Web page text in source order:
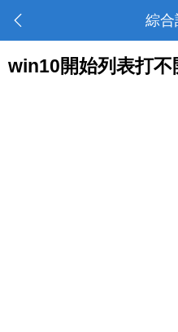
綜合
win10開始列表打不